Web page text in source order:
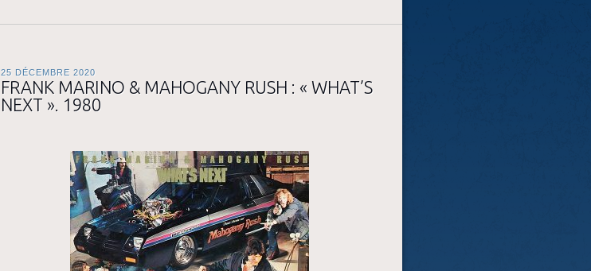
25 DÉCEMBRE 2020
FRANK MARINO & MAHOGANY RUSH : « WHAT’S
NEXT ». 1980